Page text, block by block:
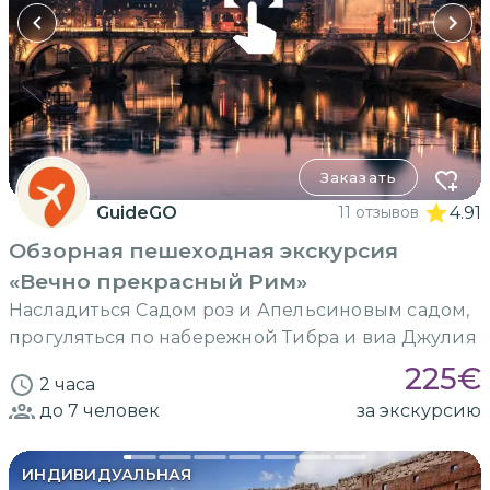
Заказать
GuideGO 11 отзывов 4.91
Обзорная пешеходная экскурсия
«Вечно прекрасный Рим»
Насладиться Садом роз и Апельсиновым садом,
прогуляться по набережной Тибра и виа Джулия
2 часа 225€
до 7 человек за экскурсию
ИНДИВИДУАЛЬНАЯ